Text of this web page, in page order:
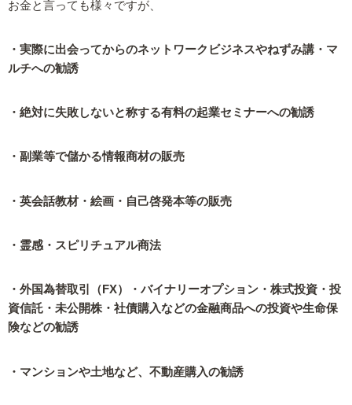
お金と言っても様々ですが、
・実際に出会ってからのネットワークビジネスやねずみ講・マ
ルチへの勧誘
・絶対に失敗しないと称する有料の起業セミナーへの勧誘
・副業等で儲かる情報商材の販売
・英会話教材・絵画・自己啓発本等の販売
・霊感・スピリチュアル商法
・外国為替取引（FX）・バイナリーオプション・株式投資・投
資信託・未公開株・社債購入などの金融商品への投資や生命保
険などの勧誘
・マンションや土地など、不動産購入の勧誘